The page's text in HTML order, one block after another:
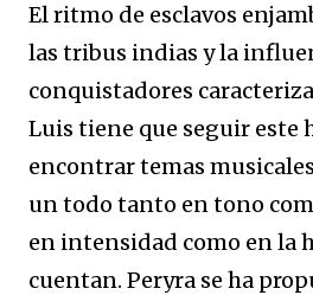
El ritmo de esclavos
las tribus indias y la
conquistadores
Luis tiene que seguir este
encontrar temas
un todo tanto en tono
en intensidad como en la
cuentan. Peryra se ha